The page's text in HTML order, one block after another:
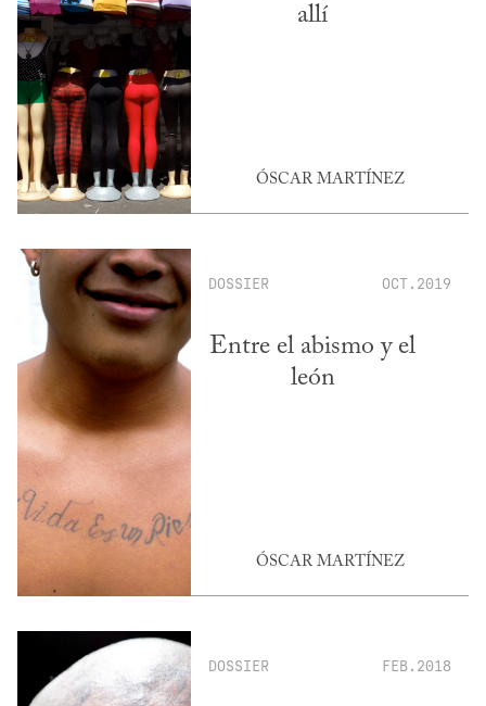
allí
ÓSCAR MARTÍNEZ
DOSSIER OCT.2019
Entre el abismo y el
león
ÓSCAR MARTÍNEZ
DOSSIER FEB.2018